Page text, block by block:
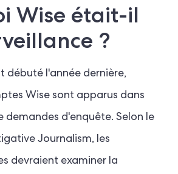
Wise était-il
?
débuté l'année dernière,
Wise sont apparus dans
demandes d'enquête. Selon le
Journalism, les
devraient examiner la